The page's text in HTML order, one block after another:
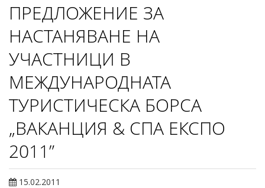
ПРЕДЛОЖЕНИЕ ЗА
НАСТАНЯВАНЕ НА
УЧАСТНИЦИ В
МЕЖДУНАРОДНАТА
ТУРИСТИЧЕСКА БОРСА
„ВАКАНЦИЯ & СПА ЕКСПО
2011”
15.02.2011